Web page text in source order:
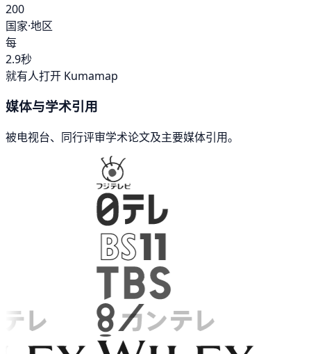
200
国家·地区
每
2.9秒
就有人打开 Kumamap
媒体与学术引用
被电视台、同行评审学术论文及主要媒体引用。